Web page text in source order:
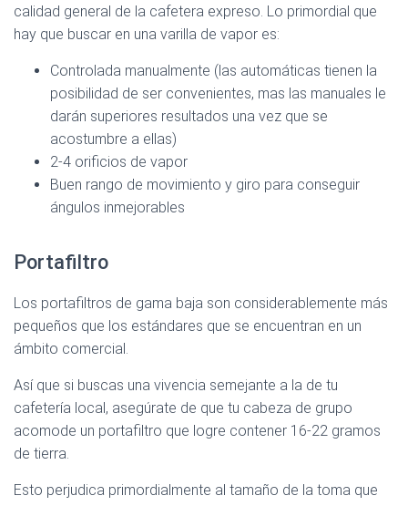
Ver en Amazon >
calidad general de la cafetera expreso. Lo primordial que
hay que buscar en una varilla de vapor es:
Controlada manualmente (las automáticas tienen la
posibilidad de ser convenientes, mas las manuales le
darán superiores resultados una vez que se
acostumbre a ellas)
2-4 orificios de vapor
Buen rango de movimiento y giro para conseguir
ángulos inmejorables
Portafiltro
Los portafiltros de gama baja son considerablemente más
pequeños que los estándares que se encuentran en un
ámbito comercial.
Así que si buscas una vivencia semejante a la de tu
cafetería local, asegúrate de que tu cabeza de grupo
acomode un portafiltro que logre contener 16-22 gramos
de tierra.
Esto perjudica primordialmente al tamaño de la toma que